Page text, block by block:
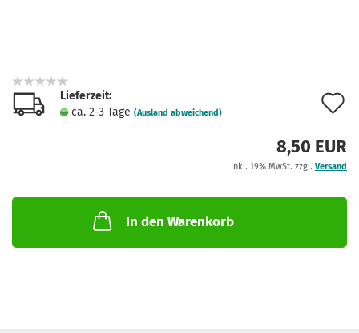
Lieferzeit:
ca. 2-3 Tage (Ausland abweichend)
8,50 EUR
inkl. 19% MwSt. zzgl. Versand
In den Warenkorb